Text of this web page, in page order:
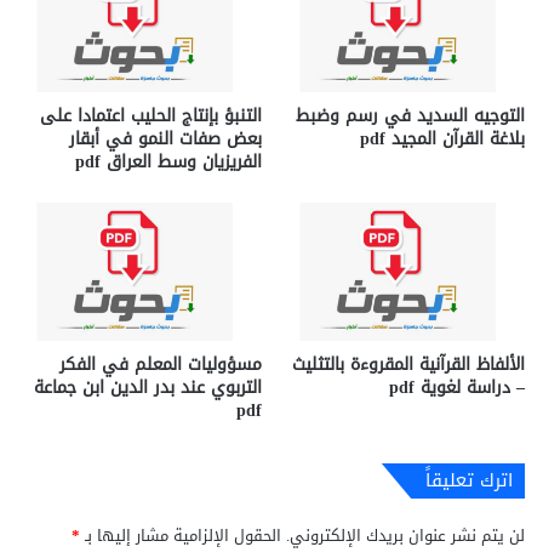
التوجيه السديد في رسم وضبط
بلاغة القرآن المجيد pdf
التنبؤ بإنتاج الحليب اعتمادا على
بعض صفات النمو في أبقار
الفريزيان وسط العراق pdf
الألفاظ القرآنية المقروءة بالتثليث
– دراسة لغوية pdf
مسؤوليات المعلم في الفكر
التربوي عند بدر الدين ابن جماعة
pdf
اترك تعليقاً
لن يتم نشر عنوان بريدك الإلكتروني. الحقول الإلزامية مشار إليها بـ*